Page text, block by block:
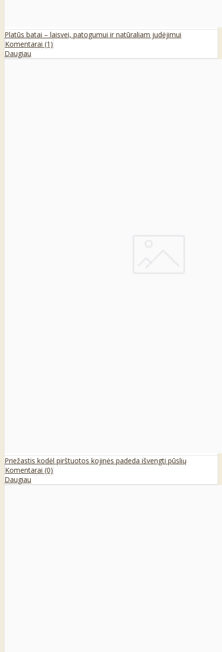
Platūs batai – laisvei, patogumui ir natūraliam judėjimui
Komentarai (1)
Daugiau
Priežastis kodėl pirštuotos kojinės padeda išvengti pūslių
Komentarai (0)
Daugiau